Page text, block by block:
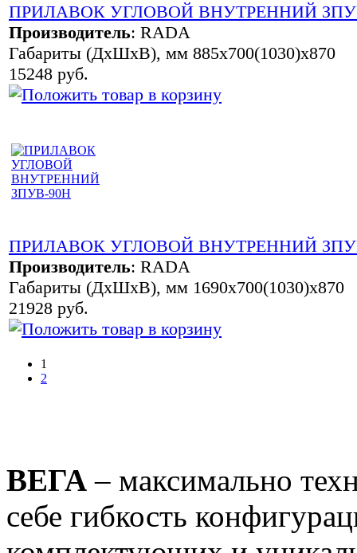
ПРИЛАВОК УГЛОВОЙ ВНУТРЕННИЙ
Производитель: RADA
Габариты (ДхШхВ), мм 885х700(1030)х870
15248 руб.
ПРИЛАВОК УГЛОВОЙ ВНУТРЕННИЙ
Производитель: RADA
Габариты (ДхШхВ), мм 1690х700(1030)х870
21928 руб.
1
2
ВЕГА– максимально
себе гибкость